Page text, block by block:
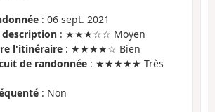
: 06 sept. 2021
description : ★★★☆☆ Moyen
l'itinéraire : ★★★★☆ Bien
de randonnée : ★★★★★ Très
: Non